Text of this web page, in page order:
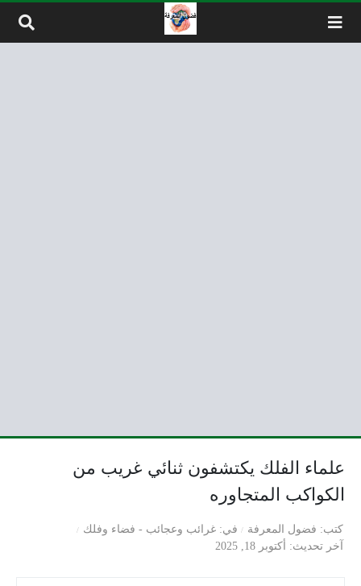
علماء الفلك يكتشفون ثنائي غريب من
الكواكب المتجاوره
كتب فضول المعرفة في غرائب وعجائب - فضاء وفلك
آخر تحديث
أكتوبر 18, 2025